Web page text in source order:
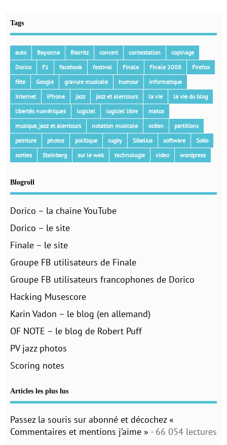
Tags
auto Bayonne Biarritz concert contestation
copinage
Dorico
F1 facebook festival Finale Finale 2008
Firefox
fête
Google gravure musicale humour
informatique
Internet
iPhone jazz jazz et alentours la vie
la vie du blog
libertés numériques
logiciel logiciel libre
matos
musique, jazz et alentours
notation musicale océan
partitions
peinture
photos politique rugby Sibelius software
SoKo
sorties
Steinberg sur le web technologie video wordpress
Blogroll
Dorico – la chaine YouTube
Dorico – le site
Finale – le site
Groupe FB utilisateurs de Finale
Groupe FB utilisateurs francophones de Dorico
Hacking Musescore
Karin Vadon – le blog (en allemand)
OF NOTE – le blog de Robert Puff
PV jazz photos
Scoring notes
Articles les plus lus
Passez la souris sur abonné et décochez «
Commentaires et mentions j’aime » - 66 054 lectures